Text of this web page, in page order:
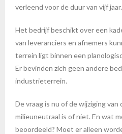
verleend voor de duur van vijf jaar.
Het bedrijf beschikt over een
van leveranciers en afnemers
terrein ligt binnen een
Er bevinden zich geen andere
industrieterrein.
De vraag is nu of de wijziging
milieuneutraal is of niet. En wat
beoordeeld? Moet er alleen